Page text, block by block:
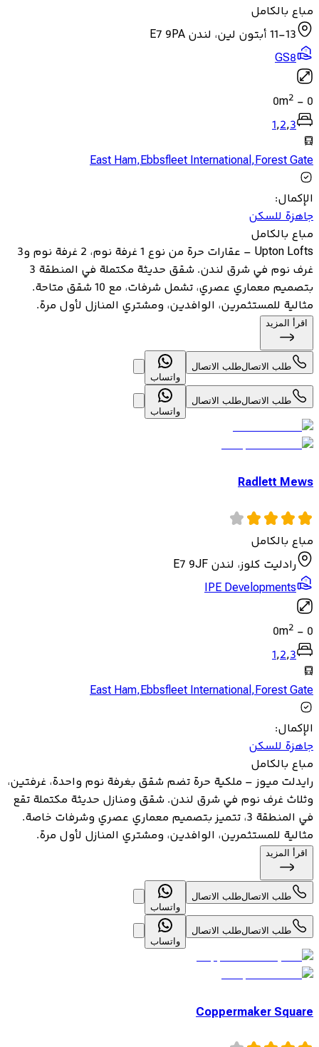
مباع بالكامل
11-13 أبتون لين، لندن E7 9PA
GS8
0
-
0m2
1,2,3
East Ham,Ebbsfleet International,Forest Gate
الإكمال:
جاهزة للسكن
مباع بالكامل
Upton Lofts – عقارات حرة من نوع 1 غرفة نوم، 2 غرفة نوم و3
غرف نوم في شرق لندن. شقق حديثة مكتملة في المنطقة 3
بتصميم معماري عصري، تشمل شرفات، مع 10 شقق متاحة.
مثالية للمستثمرين، الوافدين، ومشتري المنازل لأول مرة.
اقرأ المزيد
طلب الاتصالطلب الاتصال
واتساب
طلب الاتصالطلب الاتصال
واتساب
Radlett Mews
مباع بالكامل
رادليت كلوز، لندن E7 9JF
IPE Developments
0
-
0m2
1,2,3
East Ham,Ebbsfleet International,Forest Gate
الإكمال:
جاهزة للسكن
مباع بالكامل
رايدلت ميوز – ملكية حرة تضم شقق بغرفة نوم واحدة، غرفتين،
وثلاث غرف نوم في شرق لندن. شقق ومنازل حديثة مكتملة تقع
في المنطقة 3، تتميز بتصميم معماري عصري وشرفات خاصة.
مثالية للمستثمرين، الوافدين، ومشتري المنازل لأول مرة.
اقرأ المزيد
طلب الاتصالطلب الاتصال
واتساب
طلب الاتصالطلب الاتصال
واتساب
Coppermaker Square